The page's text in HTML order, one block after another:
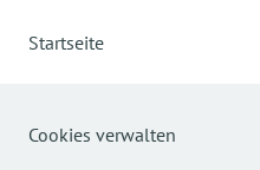
Startseite
Cookies verwalten